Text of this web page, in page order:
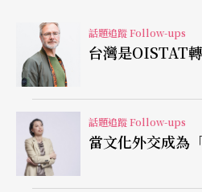
o）電影版通通可見到棋靈
同時間連台灣圍棋人口也大
著要學圍棋，這股熱潮一
五年左右。
再緊接著看《交響情人夢》
話題追蹤 Follow-ups
台灣是OISTAT
話題追蹤 Follow-ups
當文化外交成為